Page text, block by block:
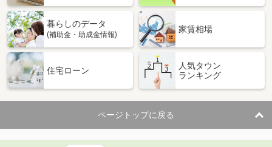
暮らしのデータ
(補助金・助成金情報)
家賃相場
住宅ローン
人気タウン
ランキング
ページトップに戻る